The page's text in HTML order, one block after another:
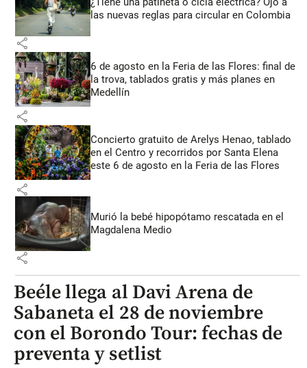
las nuevas reglas para circular en Colombia
share
6 de agosto en la Feria de las Flores: final de
la trova, tablados gratis y más planes en
Medellín
share
Concierto gratuito de Arelys Henao, tablado
en el Centro y recorridos por Santa Elena
este 6 de agosto en la Feria de las Flores
share
Murió la bebé hipopótamo rescatada en el
Magdalena Medio
share
Beéle llega al Davi Arena de
Sabaneta el 28 de noviembre
con el Borondo Tour: fechas de
preventa y setlist